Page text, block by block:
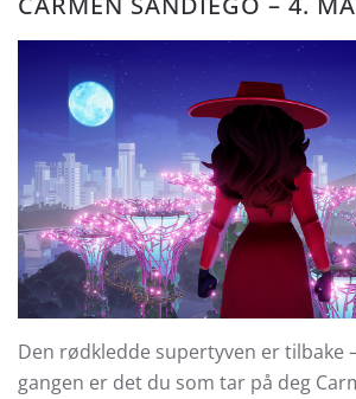
Den rødkledde supertyven er tilbake
gangen er det du som tar på deg